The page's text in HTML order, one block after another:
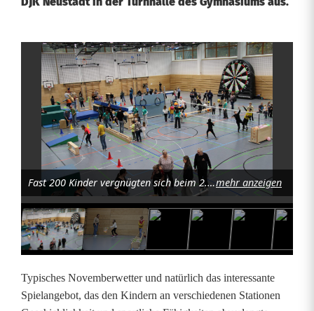
d
o
o
-
Fast 200 Kinder vergnügten sich beim 2. Indoor-Kinderfest der DJK Neustadt in der Sporthalle des Gymnasiums. Foto: Hans Premmehr anzeigen
Typisches Novemberwetter und natürlich das interessante
Spielangebot, das den Kindern an verschiedenen Stationen